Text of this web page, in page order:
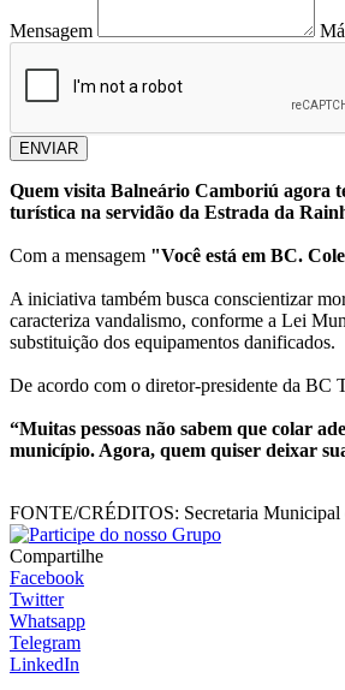
Mensagem
ENVIAR
Quem visita Balneário Camboriú agora
turística na servidão da Estrada da
Com a mensagem "Você está em BC.
A iniciativa também busca conscientizar
caracteriza vandalismo, conforme a Lei
substituição dos equipamentos danificados.
De acordo com o diretor-presidente da BC
“Muitas pessoas não sabem que colar
município. Agora, quem quiser deixar
FONTE/CRÉDITOS: Secretaria
Compartilhe
Facebook
Twitter
Whatsapp
Telegram
LinkedIn